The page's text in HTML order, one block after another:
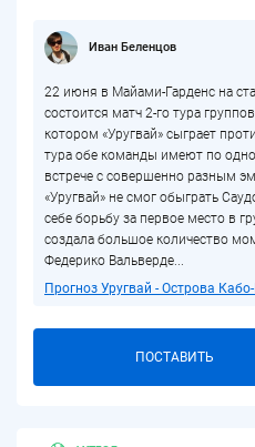
Иван Беленцов
22 июня в Майами-Гарденс на
состоится матч 2-го тура
котором «Уругвай» сыграет
тура обе команды имеют по
встрече с совершенно разным
«Уругвай» не смог обыграть
себе борьбу за первое место в
создала большое количество
Федерико Вальверде...
Прогноз Уругвай - Острова
ПОСТАВИТЬ